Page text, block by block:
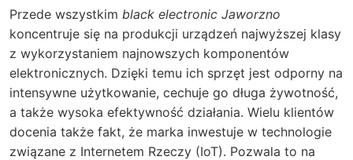
Przede wszystkim black electronic Jaworzno
koncentruje się na produkcji urządzeń najwyższej klasy
z wykorzystaniem najnowszych komponentów
elektronicznych. Dzięki temu ich sprzęt jest odporny na
intensywne użytkowanie, cechuje go długa żywotność,
a także wysoka efektywność działania. Wielu klientów
docenia także fakt, że marka inwestuje w technologie
związane z Internetem Rzeczy (IoT). Pozwala to na